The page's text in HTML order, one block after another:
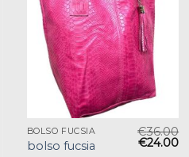
BOLSO FUCSIA
bolso fucsia
€36.00
€24.00